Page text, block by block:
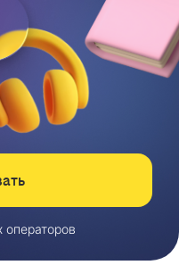
операторов